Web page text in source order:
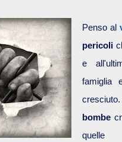
Penso al
pericoli
e
famiglia
bombe
quelle